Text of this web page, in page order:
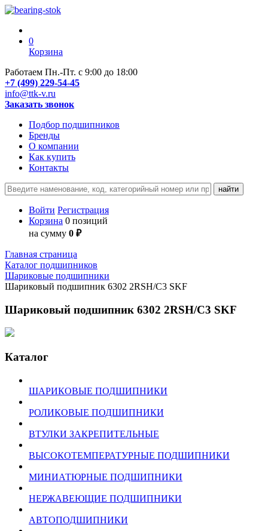
0
Корзина
Работаем Пн.-Пт. с 9:00 до 18:00
+7 (499) 229-54-45
info@ttk-v.ru
Заказать звонок
Подбор подшипников
Бренды
О компании
Как купить
Контакты
Войти Регистрация
Корзина 0 позиций
на сумму 0 ₽
Главная страница
Каталог подшипников
Шариковые подшипники
Шариковый подшипник 6302 2RSH/C3 SKF
Шариковый подшипник 6302 2RSH/C3 SKF
Каталог
ШАРИКОВЫЕ ПОДШИПНИКИ
РОЛИКОВЫЕ ПОДШИПНИКИ
ВТУЛКИ ЗАКРЕПИТЕЛЬНЫЕ
ВЫСОКОТЕМПЕРАТУРНЫЕ ПОДШИПНИКИ
МИНИАТЮРНЫЕ ПОДШИПНИКИ
НЕРЖАВЕЮЩИЕ ПОДШИПНИКИ
АВТОПОДШИПНИКИ